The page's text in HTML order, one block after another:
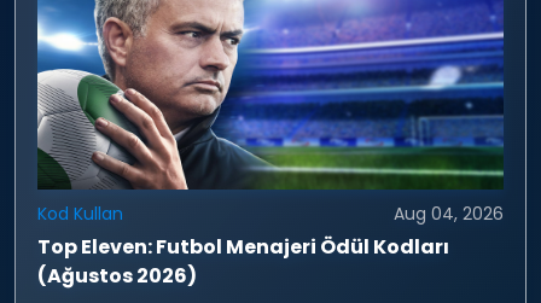
Kod Kullan Aug 04, 2026
Top Eleven: Futbol Menajeri Ödül Kodları
(Ağustos 2026)